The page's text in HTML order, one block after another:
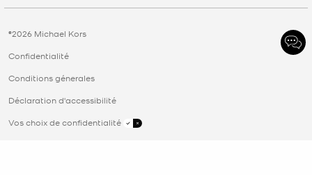
©2026 Michael Kors
Confidentialité
Conditions génerales
Déclaration d'accessibilité
Vos choix de confidentialité